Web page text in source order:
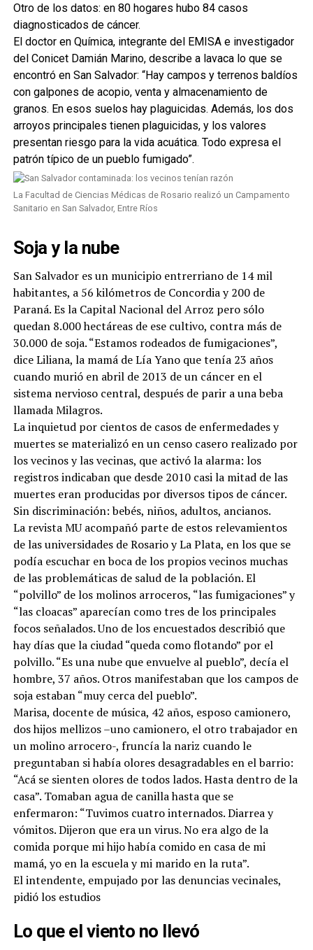
Otro de los datos: en 80 hogares hubo 84 casos
diagnosticados de cáncer.
El doctor en Química, integrante del EMISA e investigador
del Conicet Damián Marino, describe a lavaca lo que se
encontró en San Salvador: “Hay campos y terrenos baldíos
con galpones de acopio, venta y almacenamiento de
granos. En esos suelos hay plaguicidas. Además, los dos
arroyos principales tienen plaguicidas, y los valores
presentan riesgo para la vida acuática. Todo expresa el
patrón típico de un pueblo fumigado”.
La Facultad de Ciencias Médicas de Rosario realizó un Campamento
Sanitario en San Salvador, Entre Ríos
Soja y la nube
San Salvador es un municipio entrerriano de 14 mil
habitantes, a 56 kilómetros de Concordia y 200 de
Paraná. Es la Capital Nacional del Arroz pero sólo
quedan 8.000 hectáreas de ese cultivo, contra más de
30.000 de soja. “Estamos rodeados de fumigaciones”,
dice Liliana, la mamá de Lía Yano que tenía 23 años
cuando murió en abril de 2013 de un cáncer en el
sistema nervioso central, después de parir a una beba
llamada Milagros.
La inquietud por cientos de casos de enfermedades y
muertes se materializó en un censo casero realizado por
los vecinos y las vecinas, que activó la alarma: los
registros indicaban que desde 2010 casi la mitad de las
muertes eran producidas por diversos tipos de cáncer.
Sin discriminación: bebés, niños, adultos, ancianos.
La revista MU acompañó parte de estos relevamientos
de las universidades de Rosario y La Plata, en los que se
podía escuchar en boca de los propios vecinos muchas
de las problemáticas de salud de la población. El
“polvillo” de los molinos arroceros, “las fumigaciones” y
“las cloacas” aparecían como tres de los principales
focos señalados. Uno de los encuestados describió que
hay días que la ciudad “queda como flotando” por el
polvillo. “Es una nube que envuelve al pueblo”, decía el
hombre, 37 años. Otros manifestaban que los campos de
soja estaban “muy cerca del pueblo”.
Marisa, docente de música, 42 años, esposo camionero,
dos hijos mellizos –uno camionero, el otro trabajador en
un molino arrocero-, fruncía la nariz cuando le
preguntaban si había olores desagradables en el barrio:
“Acá se sienten olores de todos lados. Hasta dentro de la
casa”. Tomaban agua de canilla hasta que se
enfermaron: “Tuvimos cuatro internados. Diarrea y
vómitos. Dijeron que era un virus. No era algo de la
comida porque mi hijo había comido en casa de mi
mamá, yo en la escuela y mi marido en la ruta”.
El intendente, empujado por las denuncias vecinales,
pidió los estudios
Lo que el viento no llevó